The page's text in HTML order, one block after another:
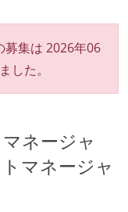
募集は 2026年06
した。
ネージャ
マネージャ